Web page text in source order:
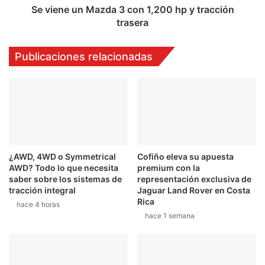
tracciónSe viene un Mazda 3 con 1,200 hp y tracción
trasera
Publicaciones relacionadas
¿AWD, 4WD o Symmetrical
AWD? Todo lo que necesita
saber sobre los sistemas de
tracción integral
hace 4 horas
Cofiño eleva su apuesta
premium con la
representación exclusiva de
Jaguar Land Rover en Costa
Rica
hace 1 semana